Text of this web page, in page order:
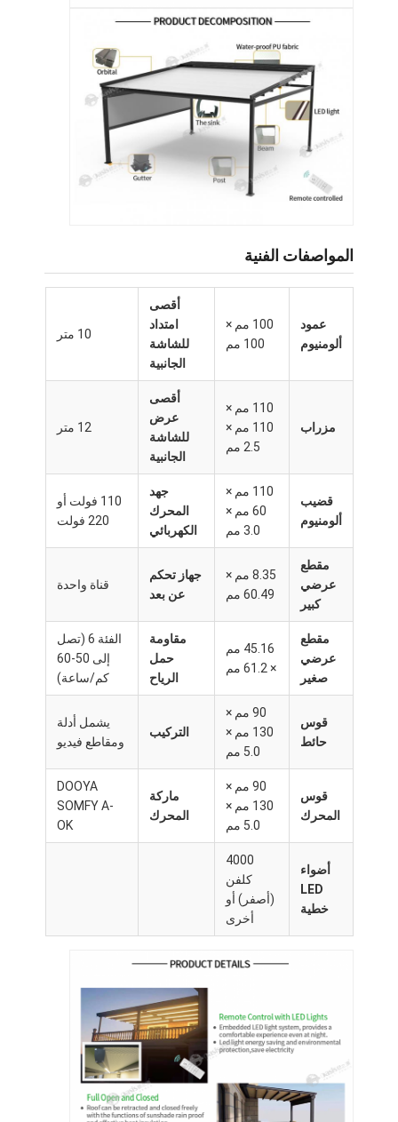
المنتجات
معلومات عنا
جولة في المصنع
رقابة جودة
نتحدث الآن
البيرجولا ذات الستائر من الألومنيوم
عريشة ألمنيوم بمحركات
البيرجولا القابلة للانسحاب
مظلة قابلة للطي
البيرجولا الخفيفة
المظلة الكهربائية
حديقة السيارات
ألومنيوم المعدلة المرفق بيرجولا
المواصفات الفنية
عمود
ألومنيوم
100 مم ×
100 مم
أقصى
امتداد
للشاشة
الجانبية
10 متر
مزراب
110 مم ×
110 مم ×
2.5 مم
أقصى
عرض
للشاشة
الجانبية
12 متر
قضيب
ألومنيوم
110 مم ×
60 مم ×
3.0 مم
جهد
المحرك
الكهربائي
110 فولت أو
220 فولت
مقطع
عرضي
كبير
8.35 مم ×
60.49 مم
جهاز تحكم
عن بعد
قناة واحدة
مقطع
عرضي
صغير
45.16 مم
× 61.2 مم
مقاومة
حمل
الرياح
الفئة 6 (تصل
إلى 50-60
كم/ساعة)
قوس
حائط
90 مم ×
130 مم ×
5.0 مم
التركيب
يشمل أدلة
ومقاطع فيديو
قوس
المحرك
90 مم ×
130 مم ×
5.0 مم
ماركة
المحرك
DOOYA
SOMFY A-
OK
أضواء
LED
خطية
4000
كلفن
(أصفر) أو
أخرى